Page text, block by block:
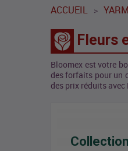
ACCUEIL >
Fleurs
Bloomex est votre
des forfaits pour un
des prix réduits